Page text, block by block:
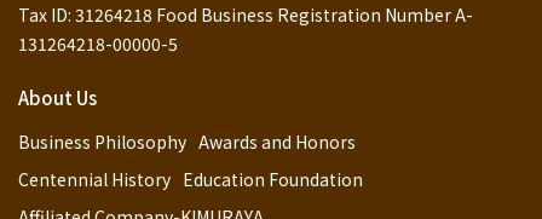
Tax ID: 31264218 Food Business Registration Number A-
131264218-00000-5
About Us
Business Philosophy Awards and Honors
Centennial History Education Foundation